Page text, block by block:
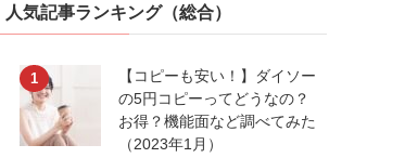
人気記事ランキング（総合）
【コピーも安い！】ダイソー
の5円コピーってどうなの？
お得？機能面など調べてみた
（2023年1月）